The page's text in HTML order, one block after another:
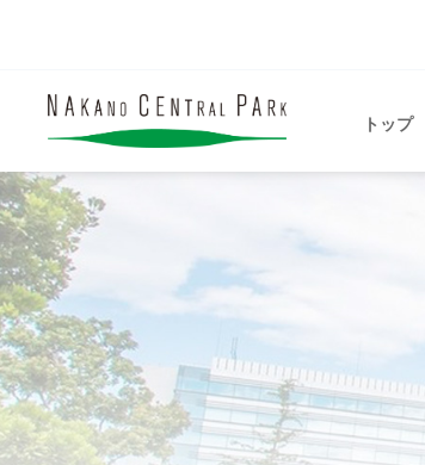
トップ